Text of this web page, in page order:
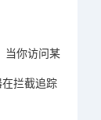
当你访问某
拦截追踪